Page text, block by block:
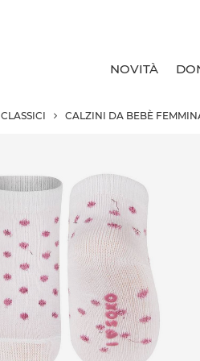
NOVITÀ
CLASSICI CALZINI DA BEBÈ